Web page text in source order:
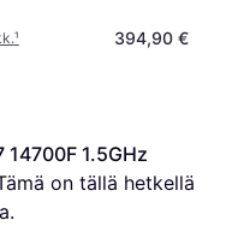
¹ 394,90 €
14700F 1.5GHz
on tällä hetkellä